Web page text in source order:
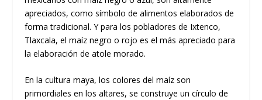
apreciados, como símbolo de alimentos elaborados de
forma tradicional. Y para los pobladores de Ixtenco,
Tlaxcala, el maíz negro o rojo es el más apreciado para
la elaboración de atole morado.
En la cultura maya, los colores del maíz son
primordiales en los altares, se construye un círculo de